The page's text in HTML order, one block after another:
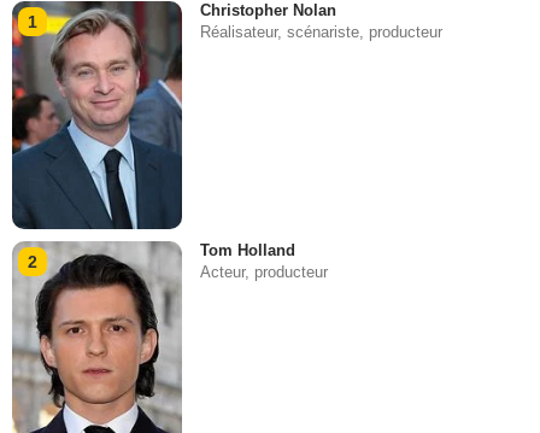
1
Christopher Nolan
Réalisateur, scénariste, producteur
2
Tom Holland
Acteur, producteur